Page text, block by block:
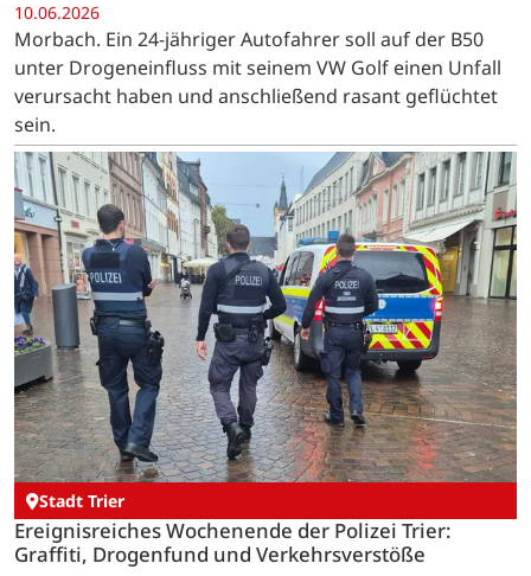
10.06.2026
Morbach. Ein 24-jähriger Autofahrer soll auf der B50
unter Drogeneinfluss mit seinem VW Golf einen Unfall
verursacht haben und anschließend rasant geflüchtet
sein.
Stadt Trier
Ereignisreiches Wochenende der Polizei Trier:
Graffiti, Drogenfund und Verkehrsverstöße